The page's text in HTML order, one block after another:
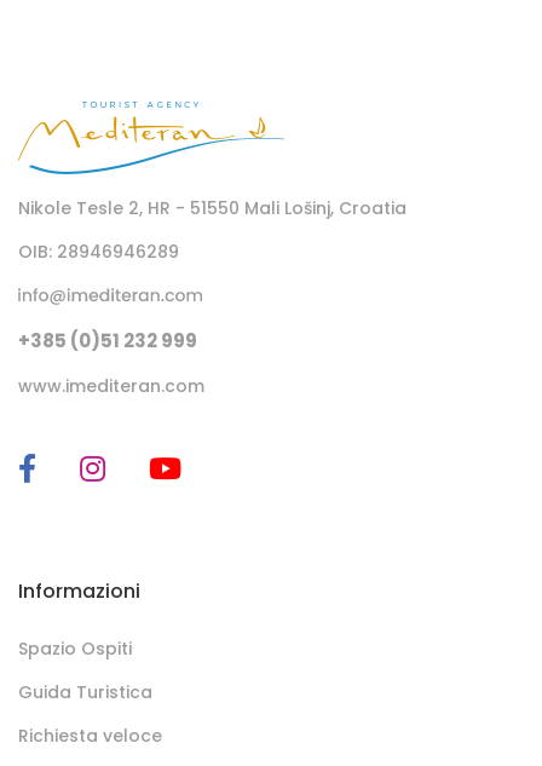
Nikole Tesle 2, HR - 51550 Mali Lošinj, Croatia
OIB: 28946946289
+385 (0)51 232 999
www.imediteran.com
Informazioni
Spazio Ospiti
Guida Turistica
Richiesta veloce